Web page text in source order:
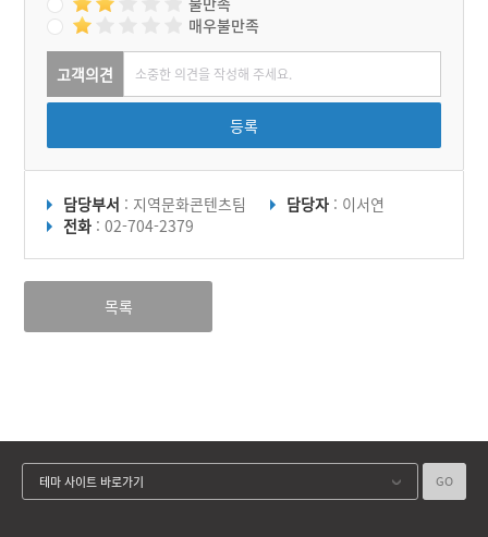
매우불만족
고객의견
등록
담당부서 : 지역문화콘텐츠팀 담당자 : 이서연
전화 : 02-704-2379
목록
테마 사이트 바로가기 GO